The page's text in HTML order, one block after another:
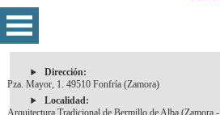
Dirección:
Pza. Mayor, 1. 49510 Fonfría (Zamora)
Localidad:
Arquitectura Tradicional de Bermillo de Alba (Zamora -